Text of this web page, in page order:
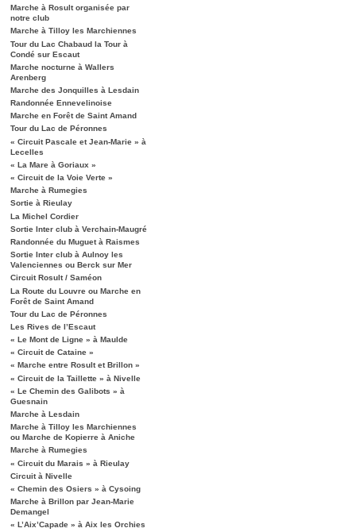
Marche à Rosult organisée par
notre club
Marche à Tilloy les Marchiennes
Tour du Lac Chabaud la Tour à
Condé sur Escaut
Marche nocturne à Wallers
Arenberg
Marche des Jonquilles à Lesdain
Randonnée Ennevelinoise
Marche en Forêt de Saint Amand
Tour du Lac de Péronnes
« Circuit Pascale et Jean-Marie » à
Lecelles
« La Mare à Goriaux »
« Circuit de la Voie Verte »
Marche à Rumegies
Sortie à Rieulay
La Michel Cordier
Sortie Inter club à Verchain-Maugré
Randonnée du Muguet à Raismes
Sortie Inter club à Aulnoy les
Valenciennes ou Berck sur Mer
Circuit Rosult / Saméon
La Route du Louvre ou Marche en
Forêt de Saint Amand
Tour du Lac de Péronnes
Les Rives de l’Escaut
« Le Mont de Ligne » à Maulde
« Circuit de Cataine »
« Marche entre Rosult et Brillon »
« Circuit de la Taillette » à Nivelle
« Le Chemin des Galibots » à
Guesnain
Marche à Lesdain
Marche à Tilloy les Marchiennes
ou Marche de Kopierre à Aniche
Marche à Rumegies
« Circuit du Marais » à Rieulay
Circuit à Nivelle
« Chemin des Osiers » à Cysoing
Marche à Brillon par Jean-Marie
Demangel
« L’Aix’Capade » à Aix les Orchies